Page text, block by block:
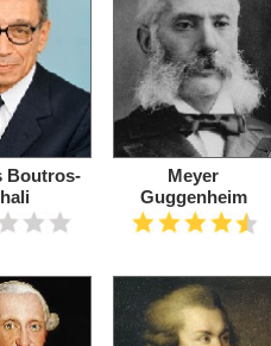
Boutros-
Meyer
Guggenheim